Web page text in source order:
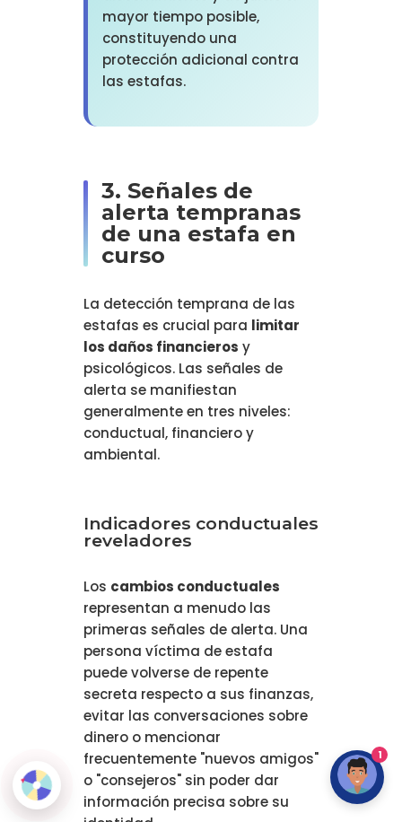
mayor tiempo posible,
constituyendo una
protección adicional contra
las estafas.
3. Señales de
alerta tempranas
de una estafa en
curso
La detección temprana de las
estafas es crucial para limitar
los daños financieros y
psicológicos. Las señales de
alerta se manifiestan
generalmente en tres niveles:
conductual, financiero y
ambiental.
Indicadores conductuales
reveladores
Los cambios conductuales
representan a menudo las
primeras señales de alerta. Una
persona víctima de estafa
puede volverse de repente
secreta respecto a sus finanzas,
evitar las conversaciones sobre
dinero o mencionar
frecuentemente "nuevos amigos"
o "consejeros" sin poder dar
información precisa sobre su
1